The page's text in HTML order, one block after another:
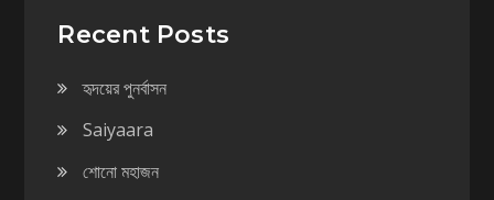
Recent Posts
হৃদয়ের পুনর্বাসন
Saiyaara
শোনো মহাজন